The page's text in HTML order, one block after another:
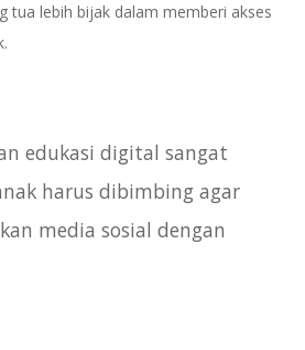
tua lebih bijak dalam memberi akses
edukasi digital sangat
harus dibimbing agar
media sosial dengan